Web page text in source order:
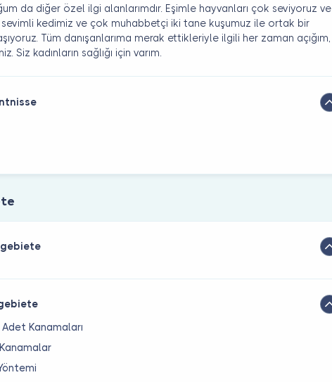
da diğer özel ilgi alanlarımdır. Eşimle hayvanları çok seviyoruz ve
kedimiz ve çok muhabbetçi iki tane kuşumuz ile ortak bir
Tüm danışanlarıma merak ettikleriyle ilgili her zaman açığım,
Siz kadınların sağlığı için varım.
Kanamaları